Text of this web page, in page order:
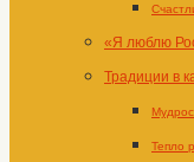
«Я люблю
Традиции в
Тепло